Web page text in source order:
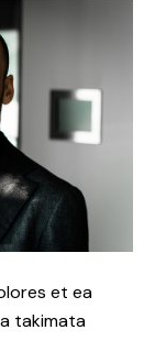
et ea
takimata